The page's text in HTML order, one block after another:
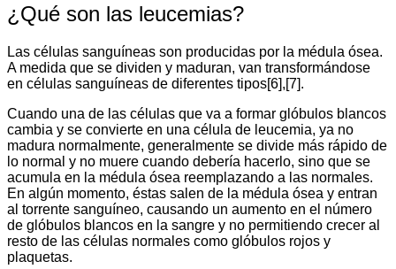
¿Qué son las leucemias?
Las células sanguíneas son producidas por la médula ósea.
A medida que se dividen y maduran, van transformándose
en células sanguíneas de diferentes tipos[6],[7].
Cuando una de las células que va a formar glóbulos blancos
cambia y se convierte en una célula de leucemia, ya no
madura normalmente, generalmente se divide más rápido de
lo normal y no muere cuando debería hacerlo, sino que se
acumula en la médula ósea reemplazando a las normales.
En algún momento, éstas salen de la médula ósea y entran
al torrente sanguíneo, causando un aumento en el número
de glóbulos blancos en la sangre y no permitiendo crecer al
resto de las células normales como glóbulos rojos y
plaquetas.